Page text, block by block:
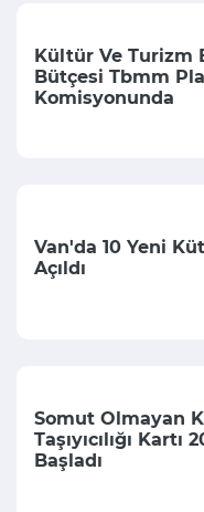
Kültür Ve Turizm
Bütçesi Tbmm
Komisyonunda
Van'da 10 Yeni
Açıldı
Somut Olmayan
Taşıyıcılığı Kartı
Başladı